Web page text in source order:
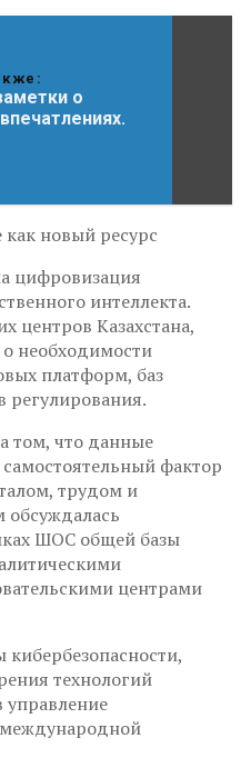
о
новый ресурс
цифровизация
интеллекта.
центров Казахстана,
необходимости
платформ, баз
регулирования.
том, что данные
фактор
трудом и
обсуждалась
ШОС общей базы
центрами
технологий
управление